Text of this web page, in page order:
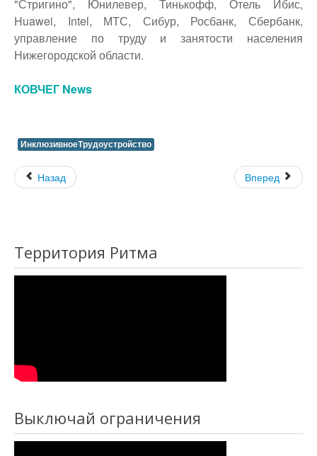
"Стригино", Юнилевер, Тинькофф, Отель Ибис,
Huawei, Intel, МТС, Сибур, Росбанк, Сбербанк,
управление по труду и занятости населения
Нижегородской области.
КОВЧЕГ News
ИнклюзивноеТрудоустройство
Назад Вперед
Территория Ритма
Выключай ограничения